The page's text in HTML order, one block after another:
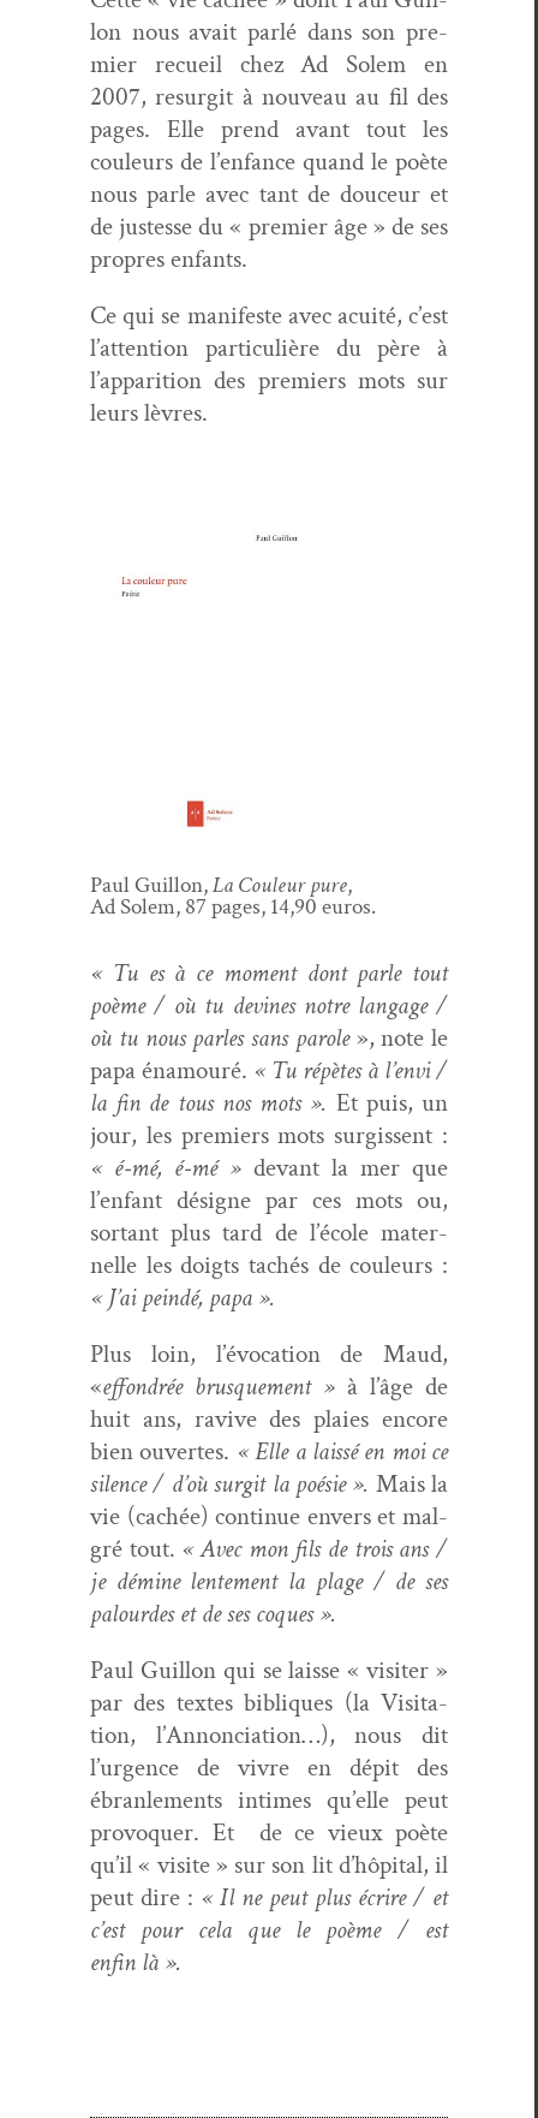
lon nous avait par­lé dans son pre­
mier recueil chez Ad Solem en
2007, resur­git à nou­veau au fil des
pages. Elle prend avant tout les
couleurs de l’enfance quand le poète
nous par­le avec tant de douceur et
de justesse du « pre­mier âge » de ses
pro­pres enfants.
Ce qui se man­i­feste avec acuité, c’est
l’attention par­ti­c­ulière du père à
l’apparition des pre­miers mots sur
leurs lèvres.
Paul Guil­lon,La Couleur pure,
Ad Solem, 87 pages, 14,90 euros.
« Tu es à ce moment dont par­le tout
poème / où tu devines notre lan­gage /
où tu nous par­les sans parole», note le
papa énamouré. « Tu répètes à l’envi /
la fin de tous nos mots ». Et puis, un
jour, les pre­miers mots sur­gis­sent :
« é‑mé, é‑mé » devant la mer que
l’enfant désigne par ces mots ou,
sor­tant plus tard de l’école mater­
nelle les doigts tachés de couleurs :
« J’ai peindé, papa ».
Plus loin, l’évocation de Maud,
«effon­drée brusque­ment » à l’âge de
huit ans, ravive des plaies encore
bien ouvertes. « Elle a lais­sé en moi ce
silence / d’où sur­git la poésie ». Mais la
vie (cachée) con­tin­ue envers et mal­
gré tout. « Avec mon fils de trois ans /
je démine lente­ment la plage / de ses
palour­des et de ses coques ».
Paul Guil­lon qui se laisse « vis­iter »
par des textes bibliques (la Vis­i­ta­
tion, l’Annonciation…), nous dit
l’urgence de vivre en dépit des
ébran­le­ments intimes qu’elle peut
provo­quer. Et de ce vieux poète
qu’il « vis­ite » sur son lit d’hôpital, il
peut dire : « Il ne peut plus écrire / et
c’est pour cela que le poème / est
enfin là ».